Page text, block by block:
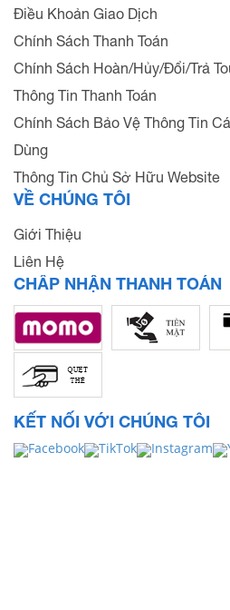
Điều Khoản Giao Dịch
Chính Sách Thanh Toán
Chính Sách Hoàn/Hủy/Đổi/Trả
Thông Tin Thanh Toán
Chính Sách Bảo Vệ Thông Tin
Dùng
Thông Tin Chủ Sở Hữu Website
VỀ CHÚNG TÔI
Giới Thiệu
Liên Hệ
CHẤP NHẬN THANH TOÁN
KẾT NỐI VỚI CHÚNG TÔI